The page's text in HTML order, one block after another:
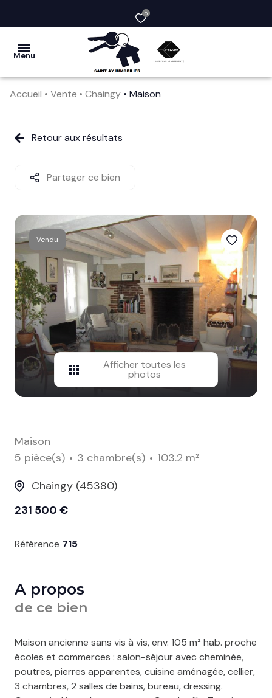
0
Menu
vendre
société
services
avis
clients
contact
Accueil Vente Chaingy Maison
Retour aux résultats
Partager ce bien
Vendu
Afficher toutes les
photos
Maison
5 pièce(s)
3 chambre(s)
103.2 m²
Chaingy (45380)
231 500 €
Référence 715
A propos
de ce bien
Maison ancienne sans vis à vis, env. 105 m² hab. proche
écoles et commerces : salon-séjour avec cheminée,
poutres, pierres apparentes, cuisine aménagée, cellier,
3 chambres, 2 salles de bains, bureau, dressing.